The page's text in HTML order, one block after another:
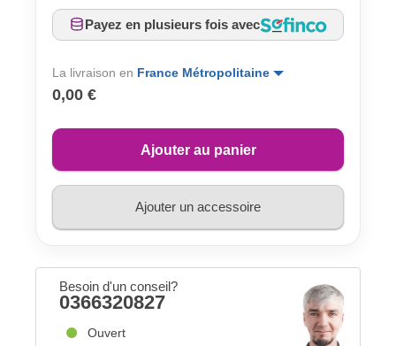
Payez en plusieurs fois avec
La livraison en France Métropolitaine
0,00 €
Ajouter au panier
Ajouter un accessoire
Besoin d'un conseil?
0366320827
Ouvert